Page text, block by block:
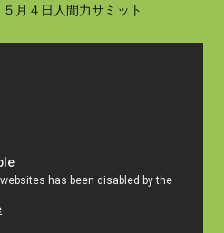
月４日人間力サミット